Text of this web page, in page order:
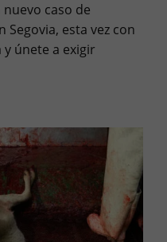
caso de
esta vez con
y únete a exigir